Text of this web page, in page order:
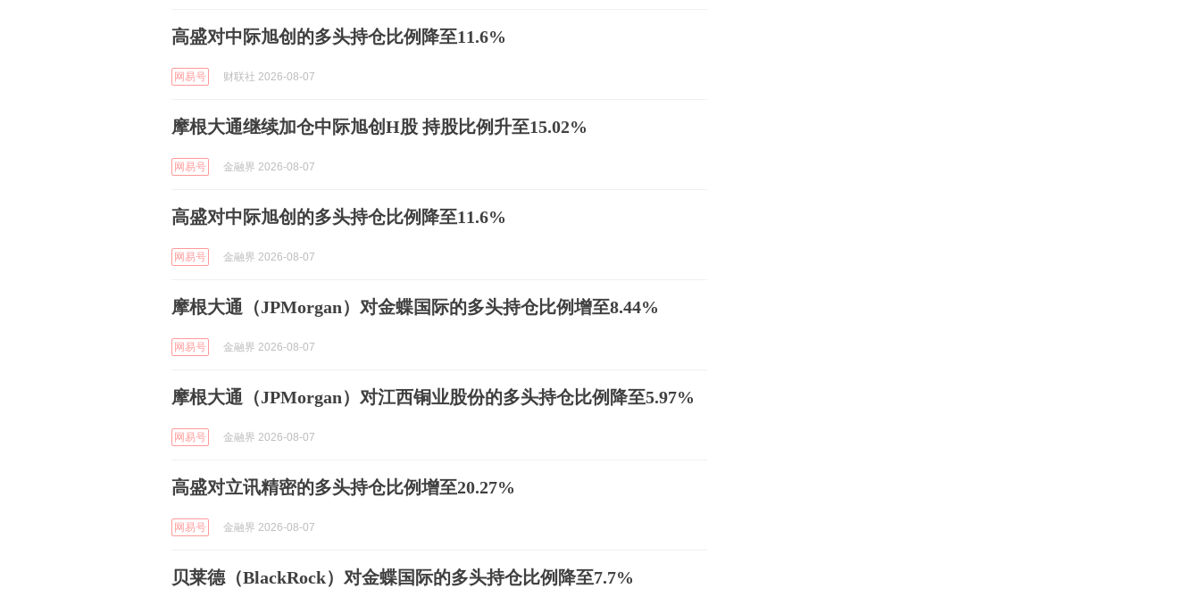
高盛对中际旭创的多头持仓比例降至11.6%
网易号 财联社 2026-08-07
摩根大通继续加仓中际旭创H股 持股比例升至15.02%
网易号 金融界 2026-08-07
高盛对中际旭创的多头持仓比例降至11.6%
网易号 金融界 2026-08-07
摩根大通（JPMorgan）对金蝶国际的多头持仓比例增至8.44%
网易号 金融界 2026-08-07
摩根大通（JPMorgan）对江西铜业股份的多头持仓比例降至5.97%
网易号 金融界 2026-08-07
高盛对立讯精密的多头持仓比例增至20.27%
网易号 金融界 2026-08-07
贝莱德（BlackRock）对金蝶国际的多头持仓比例降至7.7%